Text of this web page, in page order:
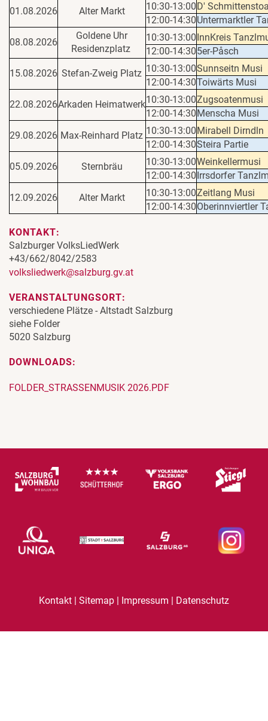
01.08.2026
Alter Markt 10:30-13:00D'
12:00-14:30Untermarktler
08.08.2026
Goldene Uhr
Residenzplatz
10:30-13:00InnKreis
12:00-14:305er-Påsch
15.08.2026 Stefan-Zweig Platz 10:30-13:00Sunnseitn Musi
12:00-14:30Toiwärts Musi
22.08.2026Arkaden Heimatwerk10:30-13:00Zugsoatenmusi
12:00-14:30Menscha Musi
29.08.2026 Max-Reinhard Platz 10:30-13:00Mirabell Dirndln
12:00-14:30Steira Partie
05.09.2026
Sternbräu 10:30-13:00Weinkellermusi
12:00-14:30Irrsdorfer
12.09.2026
Alter Markt 10:30-13:00Zeitlang Musi
12:00-14:30Oberinnviertler
KONTAKT:
Salzburger VolksLiedWerk
+43/662/8042/2583
volksliedwerk@salzburg.gv.at
VERANSTALTUNGSORT:
verschiedene Plätze - Altstadt Salzburg
siehe Folder
5020 Salzburg
DOWNLOADS:
FOLDER_STRASSENMUSIK 2026.PDF
Kontakt | Sitemap | Impressum | Datenschutz